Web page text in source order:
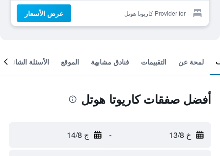
Provider for كاريوتا هوتل عرض الأسعار
لمحة عن التقييمات فنادق مشابهة الموقع الأسئلة الشائعة
أفضل صفقات كاريوتا هوتل
خ 13/8 - ج 14/8